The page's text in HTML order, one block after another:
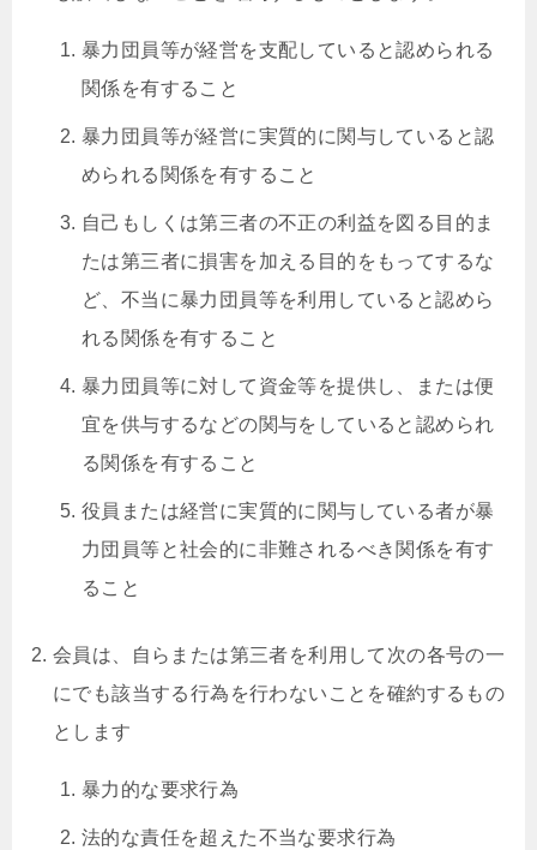
暴力団員等が経営を支配していると認められる
関係を有すること
暴力団員等が経営に実質的に関与していると認
められる関係を有すること
自己もしくは第三者の不正の利益を図る目的ま
たは第三者に損害を加える目的をもってするな
ど、不当に暴力団員等を利用していると認めら
れる関係を有すること
暴力団員等に対して資金等を提供し、または便
宜を供与するなどの関与をしていると認められ
る関係を有すること
役員または経営に実質的に関与している者が暴
力団員等と社会的に非難されるべき関係を有す
ること
会員は、自らまたは第三者を利用して次の各号の一
にでも該当する行為を行わないことを確約するもの
とします
暴力的な要求行為
法的な責任を超えた不当な要求行為